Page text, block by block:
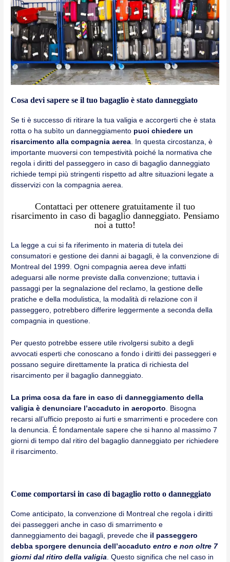
Cosa devi sapere se il tuo bagaglio è stato danneggiato
Se ti è successo di ritirare la tua valigia e accorgerti che è stata
rotta o ha subìto un danneggiamento puoi chiedere un
risarcimento alla compagnia aerea. In questa circostanza, è
importante muoversi con tempestività poiché la normativa che
regola i diritti del passeggero in caso di bagaglio danneggiato
richiede tempi più stringenti rispetto ad altre situazioni legate a
disservizi con la compagnia aerea.
Contattaci per ottenere gratuitamente il tuo
risarcimento in caso di bagaglio danneggiato. Pensiamo
noi a tutto!
La legge a cui si fa riferimento in materia di tutela dei
consumatori e gestione dei danni ai bagagli, è la convenzione di
Montreal del 1999. Ogni compagnia aerea deve infatti
adeguarsi alle norme previste dalla convenzione; tuttavia i
passaggi per la segnalazione del reclamo, la gestione delle
pratiche e della modulistica, la modalità di relazione con il
passeggero, potrebbero differire leggermente a seconda della
compagnia in questione.
Per questo potrebbe essere utile rivolgersi subito a degli
avvocati esperti che conoscano a fondo i diritti dei passeggeri e
possano seguire direttamente la pratica di richiesta del
risarcimento per il bagaglio danneggiato.
La prima cosa da fare in caso di danneggiamento della
valigia è denunciare l’accaduto in aeroporto . Bisogna
recarsi all’ufficio preposto ai furti e smarrimenti e procedere con
la denuncia. É fondamentale sapere che si hanno al massimo 7
giorni di tempo dal ritiro del bagaglio danneggiato per richiedere
il risarcimento.
Come comportarsi in caso di bagaglio rotto o danneggiato
Come anticipato, la convenzione di Montreal che regola i diritti
dei passeggeri anche in caso di smarrimento e
danneggiamento dei bagagli, prevede che il passeggero
debba sporgere denuncia dell’accadutoentro e non oltre 7
giorni dal ritiro della valigia. Questo significa che nel caso in